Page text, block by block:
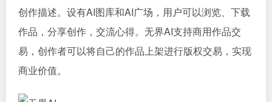
创作描述。设有AI图库和AI广场，用户可以浏览、下载
作品，分享创作，交流心得。无界AI支持商用作品交
易，创作者可以将自己的作品上架进行版权交易，实现
商业价值。